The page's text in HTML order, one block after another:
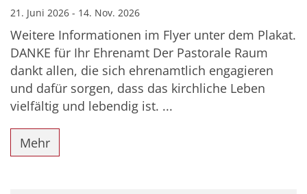
21. Juni 2026 - 14. Nov. 2026
Weitere Informationen im Flyer unter dem Plakat.
DANKE für Ihr Ehrenamt Der Pastorale Raum
dankt allen, die sich ehrenamtlich engagieren
und dafür sorgen, dass das kirchliche Leben
vielfältig und lebendig ist. ...
Mehr